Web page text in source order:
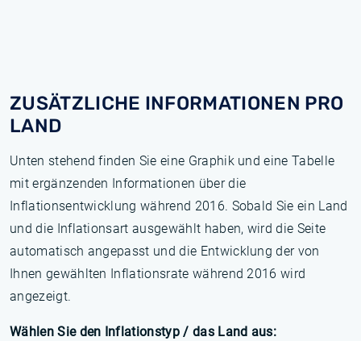
ZUSÄTZLICHE INFORMATIONEN PRO
LAND
Unten stehend finden Sie eine Graphik und eine Tabelle
mit ergänzenden Informationen über die
Inflationsentwicklung während 2016. Sobald Sie ein Land
und die Inflationsart ausgewählt haben, wird die Seite
automatisch angepasst und die Entwicklung der von
Ihnen gewählten Inflationsrate während 2016 wird
angezeigt.
Wählen Sie den Inflationstyp / das Land aus: